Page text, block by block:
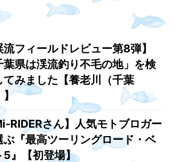
流フィールドレビュー第8弾】
葉県は渓流釣り不毛の地」を検
てみました【養老川（千葉
】
RIDERさん】人気モトブロガー
ぶ『最高ツーリングロード・ベ
5』【初登場】